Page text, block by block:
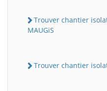
Trouver chantier
MAUGiS
Trouver chantier